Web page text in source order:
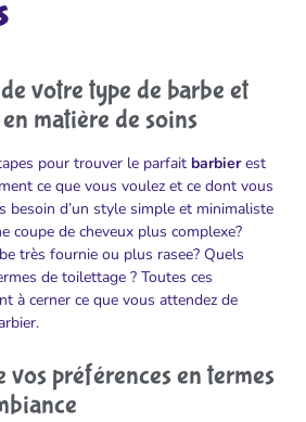
votre type de barbe et
matière de soins
pour trouver le parfait barbierest
ce que vous voulez et ce dont vous
besoin d’un style simple et minimaliste
coupe de cheveux plus complexe?
très fournie ou plus rasee? Quels
de toilettage ? Toutes ces
à cerner ce que vous attendez de
préférences en termes